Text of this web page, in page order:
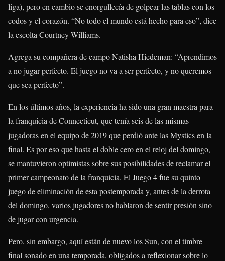
liga), pero en cambio se enorgullecía de golpear las tablas con los
codos y el corazón. “No todo el mundo está hecho para eso”, dice
la escolta Courtney Williams.
Agrega su compañera de campo Natisha Hiedeman: “Aprendimos
a no jugar perfecto. El juego no va a ser perfecto, y no queremos
que sea perfecto”.
En los últimos años, la experiencia ha sido una gran maestra para
la franquicia de Connecticut, que tenía seis de las mismas
jugadoras en el equipo de 2019 que perdió ante las Mystics en la
final. Es por eso que hasta el doble cero en el reloj del domingo,
se mantuvieron optimistas sobre sus posibilidades de reclamar el
primer campeonato de la franquicia. El Juego 4 fue su quinto
juego de eliminación de esta postemporada y, antes de la derrota
del domingo, varios jugadores no hablaron de sentir presión sino
de jugar con urgencia.
Pero, sin embargo, aquí están de nuevo los Sun, con el timbre
final sonado en una temporada, obligados a reflexionar sobre lo